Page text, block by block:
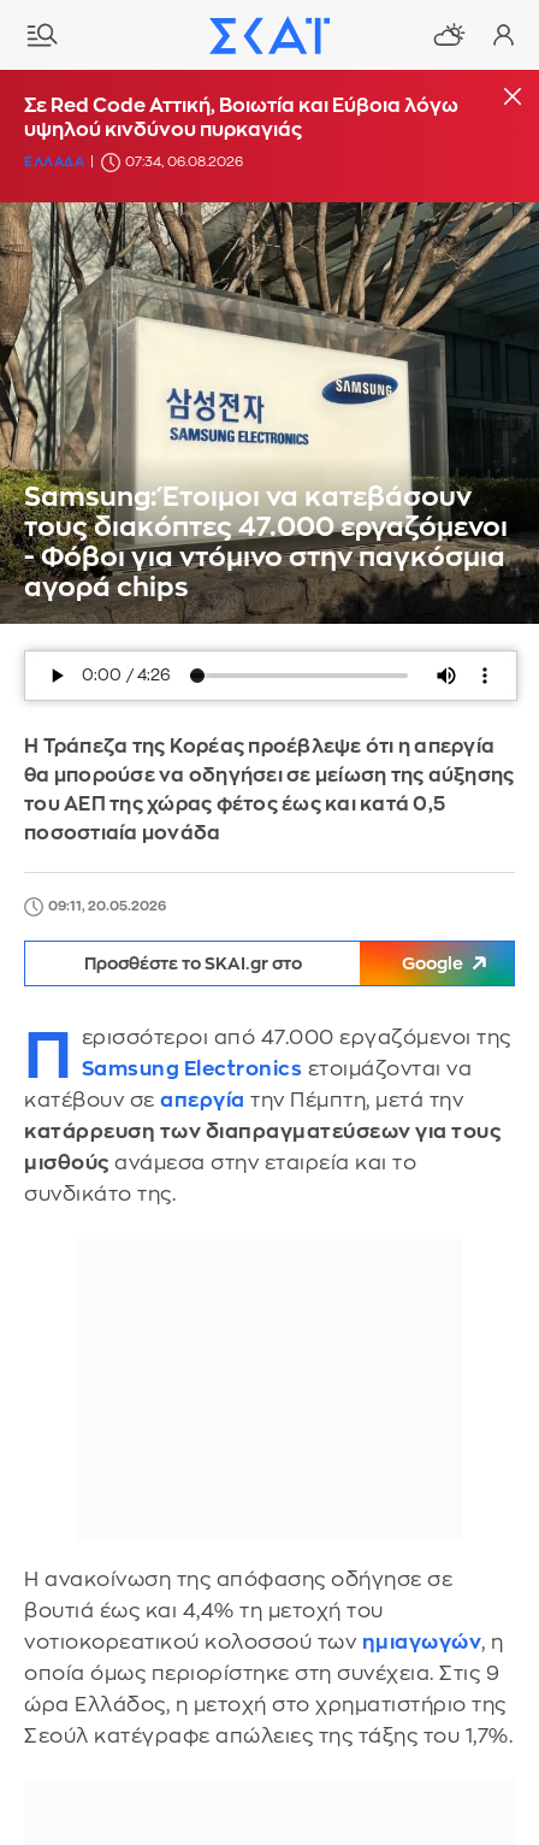
Σε Red Code Αττική, Βοιωτία και Εύβοια λόγω
υψηλού κινδύνου πυρκαγιάς
ΕΛΛΑΔΑ 07:34, 06.08.2026
Samsung: Έτοιμοι να κατεβάσουν
τους διακόπτες 47.000 εργαζόμενοι
- Φόβοι για ντόμινο στην παγκόσμια
αγορά chips
Η Τράπεζα της Κορέας προέβλεψε ότι η απεργία
θα μπορούσε να οδηγήσει σε μείωση της αύξησης
του ΑΕΠ της χώρας φέτος έως και κατά 0,5
ποσοστιαία μονάδα
09:11, 20.05.2026
Προσθέστε το SKAI.gr στο Google
Π
ερισσότεροι από 47.000 εργαζόμενοι της
Samsung Electronics ετοιμάζονται να
κατέβουν σε απεργία την Πέμπτη, μετά την
κατάρρευση των διαπραγματεύσεων για τους
μισθούς ανάμεσα στην εταιρεία και το
συνδικάτο της.
Η ανακοίνωση της απόφασης οδήγησε σε
βουτιά έως και 4,4% τη μετοχή του
νοτιοκορεατικού κολοσσού των ημιαγωγών, η
οποία όμως περιορίστηκε στη συνέχεια. Στις 9
ώρα Ελλάδος, η μετοχή στο χρηματιστήριο της
Σεούλ κατέγραφε απώλειες της τάξης του 1,7%.